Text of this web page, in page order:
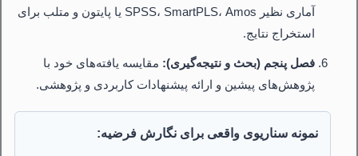
آماری نظیر SPSS، SmartPLS، Amos یا پایتون و متلب برای
استخراج نتایج.
فصل پنجم (بحث و نتیجه‌گیری): مقایسه یافته‌های خود با
پژوهش‌های پیشین و ارائه پیشنهادات کاربردی و پژوهشی.
نمونه سناریوی واقعی برای نگارش فرضیه: